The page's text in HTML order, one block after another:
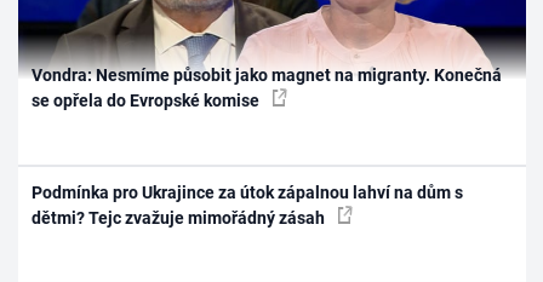
Vondra: Nesmíme působit jako magnet na migranty. Konečná
se opřela do Evropské komise
Podmínka pro Ukrajince za útok zápalnou lahví na dům s
dětmi? Tejc zvažuje mimořádný zásah